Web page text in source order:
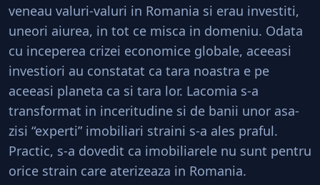
veneau valuri-valuri in Romania si erau investiti,
uneori aiurea, in tot ce misca in domeniu. Odata
cu inceperea crizei economice globale, aceeasi
investiori au constatat ca tara noastra e pe
aceeasi planeta ca si tara lor. Lacomia s-a
transformat in inceritudine si de banii unor asa-
zisi “experti” imobiliari straini s-a ales praful.
Practic, s-a dovedit ca imobiliarele nu sunt pentru
orice strain care aterizeaza in Romania.